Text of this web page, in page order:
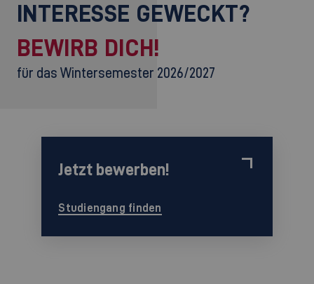
INTERESSE GEWECKT?
BEWIRB DICH!
für das Wintersemester 2026/2027
Jetzt bewerben!
Studiengang finden